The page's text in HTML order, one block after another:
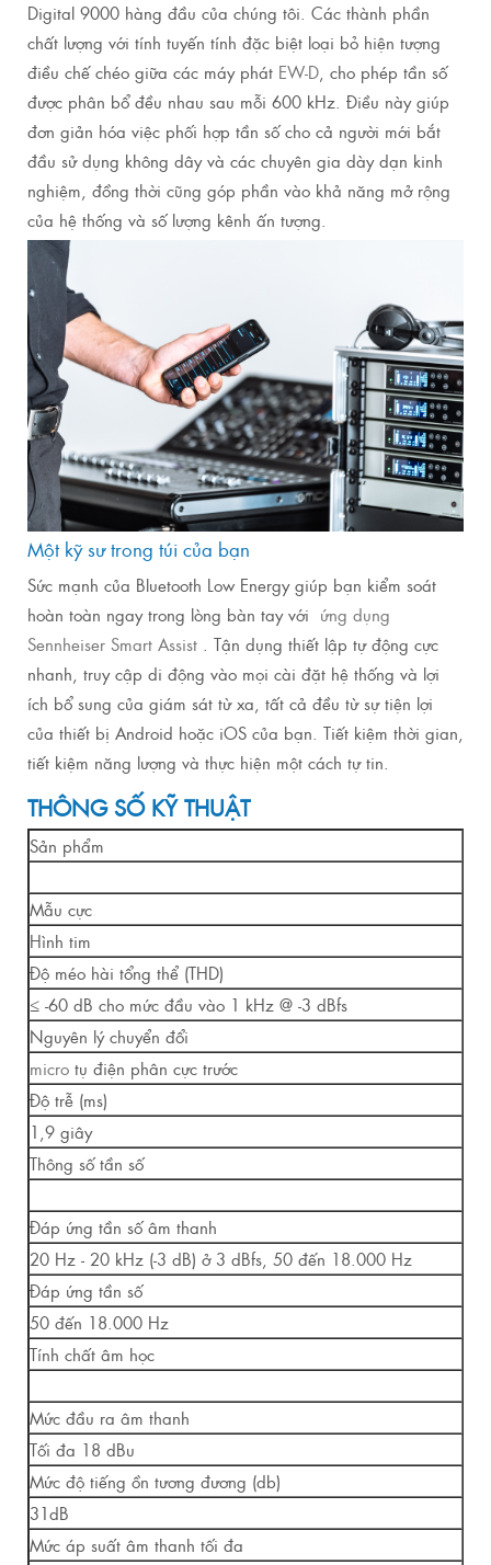
Digital 9000 hàng đầu của chúng tôi. Các thành phần
chất lượng với tính tuyến tính đặc biệt loại bỏ hiện tượng
điều chế chéo giữa các máy phát EW-D, cho phép tần số
được phân bổ đều nhau sau mỗi 600 kHz. Điều này giúp
đơn giản hóa việc phối hợp tần số cho cả người mới bắt
đầu sử dụng không dây và các chuyên gia dày dạn kinh
nghiệm, đồng thời cũng góp phần vào khả năng mở rộng
của hệ thống và số lượng kênh ấn tượng.
Một kỹ sư trong túi của bạn
Sức mạnh của Bluetooth Low Energy giúp bạn kiểm soát
hoàn toàn ngay trong lòng bàn tay với ứng dụng
Sennheiser Smart Assist . Tận dụng thiết lập tự động cực
nhanh, truy cập di động vào mọi cài đặt hệ thống và lợi
ích bổ sung của giám sát từ xa, tất cả đều từ sự tiện lợi
của thiết bị Android hoặc iOS của bạn. Tiết kiệm thời gian,
tiết kiệm năng lượng và thực hiện một cách tự tin.
THÔNG SỐ KỸ THUẬT
Sản phẩm
Mẫu cực
Hình tim
Độ méo hài tổng thể (THD)
≤ -60 dB cho mức đầu vào 1 kHz @ -3 dBfs
Nguyên lý chuyển đổi
micro tụ điện phân cực trước
Độ trễ (ms)
1,9 giây
Thông số tần số
Đáp ứng tần số âm thanh
20 Hz - 20 kHz (-3 dB) ở 3 dBfs, 50 đến 18.000 Hz
Đáp ứng tần số
50 đến 18.000 Hz
Tính chất âm học
Mức đầu ra âm thanh
Tối đa 18 dBu
Mức độ tiếng ồn tương đương (db)
31dB
Mức áp suất âm thanh tối đa